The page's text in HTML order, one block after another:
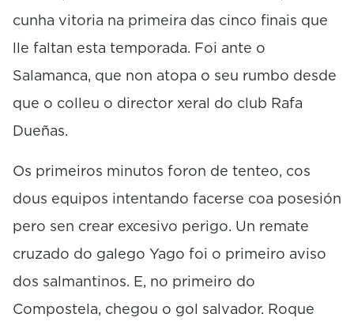
e
s
c
o
n
s
cunha vitoria na primeira das cinco finais que
lle faltan esta temporada. Foi ante o
Salamanca, que non atopa o seu rumbo desde
que o colleu o director xeral do club Rafa
Dueñas.
Os primeiros minutos foron de tenteo, cos
dous equipos intentando facerse coa posesión
pero sen crear excesivo perigo. Un remate
cruzado do galego Yago foi o primeiro aviso
dos salmantinos. E, no primeiro do
Compostela, chegou o gol salvador. Roque